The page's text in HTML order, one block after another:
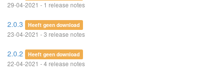
29-04-2021 - 1 release notes
2.0.3 Heeft geen download
23-04-2021 - 3 release notes
2.0.2 Heeft geen download
22-04-2021 - 4 release notes